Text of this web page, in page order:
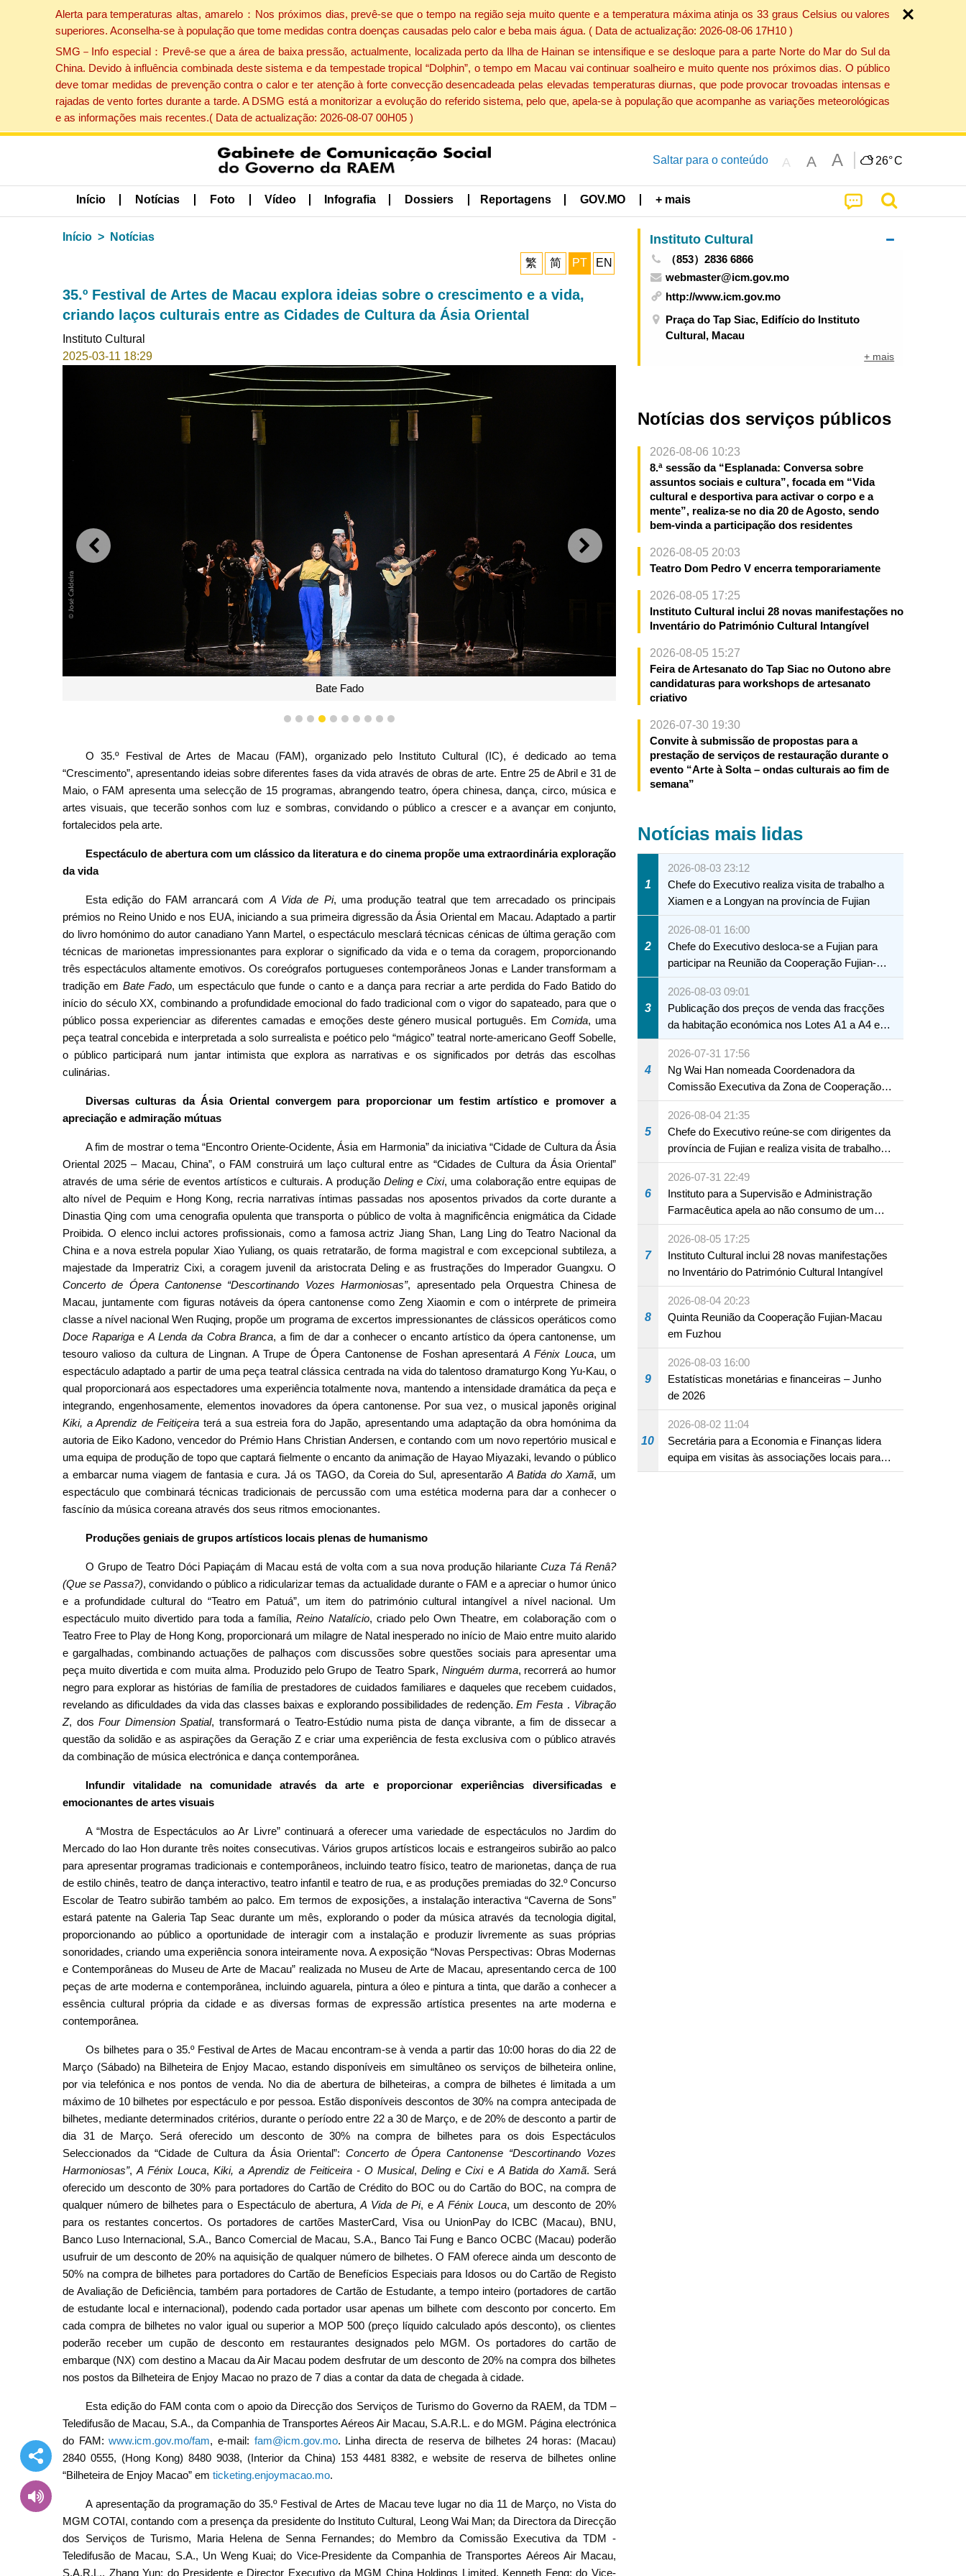
Alerta para temperaturas altas, amarelo：Nos próximos dias, prevê-se que o tempo na região seja muito quente e a temperatura máxima atinja os 33 graus Celsius ou valores
superiores. Aconselha-se à população que tome medidas contra doenças causadas pelo calor e beba mais água. ( Data de actualização: 2026-08-06 17H10 )
SMG－Info especial：Prevê-se que a área de baixa pressão, actualmente, localizada perto da Ilha de Hainan se intensifique e se desloque para a parte Norte do Mar do Sul da
China. Devido à influência combinada deste sistema e da tempestade tropical “Dolphin”, o tempo em Macau vai continuar soalheiro e muito quente nos próximos dias. O público
deve tomar medidas de prevenção contra o calor e ter atenção à forte convecção desencadeada pelas elevadas temperaturas diurnas, que pode provocar trovoadas intensas e
rajadas de vento fortes durante a tarde. A DSMG está a monitorizar a evolução do referido sistema, pelo que, apela-se à população que acompanhe as variações meteorológicas
e as informações mais recentes.( Data de actualização: 2026-08-07 00H05 )
Saltar para o conteúdo A A A 26°C
Início Notícias Foto Vídeo Infografia Dossiers Reportagens GOV.MO + mais
Início Notícias
繁 简 PT EN
35.º Festival de Artes de Macau explora ideias sobre o crescimento e a vida,
criando laços culturais entre as Cidades de Cultura da Ásia Oriental
Instituto Cultural
2025-03-11 18:29
ANTERIOR SEGUINTE
Bate Fado
1 2 3 4 5 6 7 8 9 10
O 35.º Festival de Artes de Macau (FAM), organizado pelo Instituto Cultural (IC), é dedicado ao tema
“Crescimento”, apresentando ideias sobre diferentes fases da vida através de obras de arte. Entre 25 de Abril e 31 de
Maio, o FAM apresenta uma selecção de 15 programas, abrangendo teatro, ópera chinesa, dança, circo, música e
artes visuais, que tecerão sonhos com luz e sombras, convidando o público a crescer e a avançar em conjunto,
fortalecidos pela arte.
Espectáculo de abertura com um clássico da literatura e do cinema propõe uma extraordinária exploração
da vida
Esta edição do FAM arrancará com A Vida de Pi, uma produção teatral que tem arrecadado os principais
prémios no Reino Unido e nos EUA, iniciando a sua primeira digressão da Ásia Oriental em Macau. Adaptado a partir
do livro homónimo do autor canadiano Yann Martel, o espectáculo mesclará técnicas cénicas de última geração com
técnicas de marionetas impressionantes para explorar o significado da vida e o tema da coragem, proporcionando
três espectáculos altamente emotivos. Os coreógrafos portugueses contemporâneos Jonas e Lander transformam a
tradição em Bate Fado, um espectáculo que funde o canto e a dança para recriar a arte perdida do Fado Batido do
início do século XX, combinando a profundidade emocional do fado tradicional com o vigor do sapateado, para que o
público possa experienciar as diferentes camadas e emoções deste género musical português. Em Comida, uma
peça teatral concebida e interpretada a solo surrealista e poético pelo “mágico” teatral norte-americano Geoff Sobelle,
o público participará num jantar intimista que explora as narrativas e os significados por detrás das escolhas
culinárias.
Diversas culturas da Ásia Oriental convergem para proporcionar um festim artístico e promover a
apreciação e admiração mútuas
A fim de mostrar o tema “Encontro Oriente-Ocidente, Ásia em Harmonia” da iniciativa “Cidade de Cultura da Ásia
Oriental 2025 – Macau, China”, o FAM construirá um laço cultural entre as “Cidades de Cultura da Ásia Oriental”
através de uma série de eventos artísticos e culturais. A produção Deling e Cixi, uma colaboração entre equipas de
alto nível de Pequim e Hong Kong, recria narrativas íntimas passadas nos aposentos privados da corte durante a
Dinastia Qing com uma cenografia opulenta que transporta o público de volta à magnificência enigmática da Cidade
Proibida. O elenco inclui actores profissionais, como a famosa actriz Jiang Shan, Lang Ling do Teatro Nacional da
China e a nova estrela popular Xiao Yuliang, os quais retratarão, de forma magistral e com excepcional subtileza, a
majestade da Imperatriz Cixi, a coragem juvenil da aristocrata Deling e as frustrações do Imperador Guangxu. O
Concerto de Ópera Cantonense “Descortinando Vozes Harmoniosas”, apresentado pela Orquestra Chinesa de
Macau, juntamente com figuras notáveis da ópera cantonense como Zeng Xiaomin e com o intérprete de primeira
classe a nível nacional Wen Ruqing, propõe um programa de excertos impressionantes de clássicos operáticos como
Doce Raparigae A Lenda da Cobra Branca, a fim de dar a conhecer o encanto artístico da ópera cantonense, um
tesouro valioso da cultura de Lingnan. A Trupe de Ópera Cantonense de Foshan apresentará A Fénix Louca, um
espectáculo adaptado a partir de uma peça teatral clássica centrada na vida do talentoso dramaturgo Kong Yu-Kau, o
qual proporcionará aos espectadores uma experiência totalmente nova, mantendo a intensidade dramática da peça e
integrando, engenhosamente, elementos inovadores da ópera cantonense. Por sua vez, o musical japonês original
Kiki, a Aprendiz de Feitiçeira terá a sua estreia fora do Japão, apresentando uma adaptação da obra homónima da
autoria de Eiko Kadono, vencedor do Prémio Hans Christian Andersen, e contando com um novo repertório musical e
uma equipa de produção de topo que captará fielmente o encanto da animação de Hayao Miyazaki, levando o público
a embarcar numa viagem de fantasia e cura. Já os TAGO, da Coreia do Sul, apresentarão A Batida do Xamã, um
espectáculo que combinará técnicas tradicionais de percussão com uma estética moderna para dar a conhecer o
fascínio da música coreana através dos seus ritmos emocionantes.
Produções geniais de grupos artísticos locais plenas de humanismo
O Grupo de Teatro Dóci Papiaçám di Macau está de volta com a sua nova produção hilariante Cuza Tá Renâ?
(Que se Passa?), convidando o público a ridicularizar temas da actualidade durante o FAM e a apreciar o humor único
e a profundidade cultural do “Teatro em Patuá”, um item do património cultural intangível a nível nacional. Um
espectáculo muito divertido para toda a família,Reino Natalício, criado pelo Own Theatre, em colaboração com o
Teatro Free to Play de Hong Kong, proporcionará um milagre de Natal inesperado no início de Maio entre muito alarido
e gargalhadas, combinando actuações de palhaços com discussões sobre questões sociais para apresentar uma
peça muito divertida e com muita alma. Produzido pelo Grupo de Teatro Spark, Ninguém durma, recorrerá ao humor
negro para explorar as histórias de família de prestadores de cuidados familiares e daqueles que recebem cuidados,
revelando as dificuldades da vida das classes baixas e explorando possibilidades de redenção.Em Festa． Vibração
Z, dosFour Dimension Spatial, transformará o Teatro-Estúdio numa pista de dança vibrante, a fim de dissecar a
questão da solidão e as aspirações da Geração Z e criar uma experiência de festa exclusiva com o público através
da combinação de música electrónica e dança contemporânea.
Infundir vitalidade na comunidade através da arte e proporcionar experiências diversificadas e
emocionantes de artes visuais
A “Mostra de Espectáculos ao Ar Livre” continuará a oferecer uma variedade de espectáculos no Jardim do
Mercado do Iao Hon durante três noites consecutivas. Vários grupos artísticos locais e estrangeiros subirão ao palco
para apresentar programas tradicionais e contemporâneos, incluindo teatro físico, teatro de marionetas, dança de rua
de estilo chinês, teatro de dança interactivo, teatro infantil e teatro de rua, e as produções premiadas do 32.º Concurso
Escolar de Teatro subirão também ao palco. Em termos de exposições, a instalação interactiva “Caverna de Sons”
estará patente na Galeria Tap Seac durante um mês, explorando o poder da música através da tecnologia digital,
proporcionando ao público a oportunidade de interagir com a instalação e produzir livremente as suas próprias
sonoridades, criando uma experiência sonora inteiramente nova. A exposição “Novas Perspectivas: Obras Modernas
e Contemporâneas do Museu de Arte de Macau” realizada no Museu de Arte de Macau, apresentando cerca de 100
peças de arte moderna e contemporânea, incluindo aguarela, pintura a óleo e pintura a tinta, que darão a conhecer a
essência cultural própria da cidade e as diversas formas de expressão artística presentes na arte moderna e
contemporânea.
Os bilhetes para o 35.º Festival de Artes de Macau encontram-se à venda a partir das 10:00 horas do dia 22 de
Março (Sábado) na Bilheteira de Enjoy Macao, estando disponíveis em simultâneo os serviços de bilheteira online,
por via telefónica e nos pontos de venda. No dia de abertura de bilheteiras, a compra de bilhetes é limitada a um
máximo de 10 bilhetes por espectáculo e por pessoa. Estão disponíveis descontos de 30% na compra antecipada de
bilhetes, mediante determinados critérios, durante o período entre 22 a 30 de Março, e de 20% de desconto a partir de
dia 31 de Março. Será oferecido um desconto de 30% na compra de bilhetes para os dois Espectáculos
Seleccionados da “Cidade de Cultura da Ásia Oriental”: Concerto de Ópera Cantonense “Descortinando Vozes
Harmoniosas”,A Fénix Louca,Kiki, a Aprendiz de Feiticeira - O Musical,Deling e Cixie A Batida do Xamã. Será
oferecido um desconto de 30% para portadores do Cartão de Crédito do BOC ou do Cartão do BOC, na compra de
qualquer número de bilhetes para o Espectáculo de abertura,A Vida de Pi, eA Fénix Louca, um desconto de 20%
para os restantes concertos. Os portadores de cartões MasterCard, Visa ou UnionPay do ICBC (Macau), BNU,
Banco Luso Internacional, S.A., Banco Comercial de Macau, S.A., Banco Tai Fung e Banco OCBC (Macau) poderão
usufruir de um desconto de 20% na aquisição de qualquer número de bilhetes. O FAM oferece ainda um desconto de
50% na compra de bilhetes para portadores do Cartão de Benefícios Especiais para Idosos ou do Cartão de Registo
de Avaliação de Deficiência, também para portadores de Cartão de Estudante, a tempo inteiro (portadores de cartão
de estudante local e internacional), podendo cada portador usar apenas um bilhete com desconto por concerto. Em
cada compra de bilhetes no valor igual ou superior a MOP 500 (preço líquido calculado após desconto), os clientes
poderão receber um cupão de desconto em restaurantes designados pelo MGM. Os portadores do cartão de
embarque (NX) com destino a Macau da Air Macau podem desfrutar de um desconto de 20% na compra dos bilhetes
nos postos da Bilheteira de Enjoy Macao no prazo de 7 dias a contar da data de chegada à cidade.
Esta edição do FAM conta com o apoio da Direcção dos Serviços de Turismo do Governo da RAEM, da TDM –
Teledifusão de Macau, S.A., da Companhia de Transportes Aéreos Air Macau, S.A.R.L. e do MGM. Página electrónica
do FAM:www.icm.gov.mo/fam, e-mail: fam@icm.gov.mo. Linha directa de reserva de bilhetes 24 horas: (Macau)
2840 0555, (Hong Kong) 8480 9038, (Interior da China) 153 4481 8382, e website de reserva de bilhetes online
“Bilheteira de Enjoy Macao” em ticketing.enjoymacao.mo.
A apresentação da programação do 35.º Festival de Artes de Macau teve lugar no dia 11 de Março, no Vista do
MGM COTAI, contando com a presença da presidente do Instituto Cultural, Leong Wai Man; da Directora da Direcção
dos Serviços de Turismo, Maria Helena de Senna Fernandes; do Membro da Comissão Executiva da TDM -
Teledifusão de Macau, S.A., Un Weng Kuai; do Vice-Presidente da Companhia de Transportes Aéreos Air Macau,
S.A.R.L., Zhang Yun; do Presidente e Director Executivo da MGM China Holdings Limited, Kenneth Feng; do Vice-
Instituto Cultural
（853）2836 6866
webmaster@icm.gov.mo
http://www.icm.gov.mo
Praça do Tap Siac, Edifício do Instituto
Cultural, Macau
+ mais
Notícias dos serviços públicos
2026-08-06 10:23
8.ª sessão da “Esplanada: Conversa sobre
assuntos sociais e cultura”, focada em “Vida
cultural e desportiva para activar o corpo e a
mente”, realiza-se no dia 20 de Agosto, sendo
bem-vinda a participação dos residentes
2026-08-05 20:03
Teatro Dom Pedro V encerra temporariamente
2026-08-05 17:25
Instituto Cultural inclui 28 novas manifestações no
Inventário do Património Cultural Intangível
2026-08-05 15:27
Feira de Artesanato do Tap Siac no Outono abre
candidaturas para workshops de artesanato
criativo
2026-07-30 19:30
Convite à submissão de propostas para a
prestação de serviços de restauração durante o
evento “Arte à Solta – ondas culturais ao fim de
semana”
Notícias mais lidas
1
2026-08-03 23:12
Chefe do Executivo realiza visita de trabalho a
Xiamen e a Longyan na província de Fujian
2
2026-08-01 16:00
Chefe do Executivo desloca-se a Fujian para
participar na Reunião da Cooperação Fujian-
Macau
3
2026-08-03 09:01
Publicação dos preços de venda das fracções
da habitação económica nos Lotes A1 a A4 e
A12 da Zona A dos Novos Aterros
4
2026-07-31 17:56
Ng Wai Han nomeada Coordenadora da
Comissão Executiva da Zona de Cooperação
Aprofundada entre Guangdong e Macau em
Hengqin
5
2026-08-04 21:35
Chefe do Executivo reúne-se com dirigentes da
província de Fujian e realiza visita de trabalho
em Fuzhou
6
2026-07-31 22:49
Instituto para a Supervisão e Administração
Farmacêutica apela ao não consumo de um
produto com substâncias medicamentosas
ocidentais
7
2026-08-05 17:25
Instituto Cultural inclui 28 novas manifestações
no Inventário do Património Cultural Intangível
8
2026-08-04 20:23
Quinta Reunião da Cooperação Fujian-Macau
em Fuzhou
9
2026-08-03 16:00
Estatísticas monetárias e financeiras – Junho
de 2026
10
2026-08-02 11:04
Secretária para a Economia e Finanças lidera
equipa em visitas às associações locais para
consolidar consensos e promover os trabalhos